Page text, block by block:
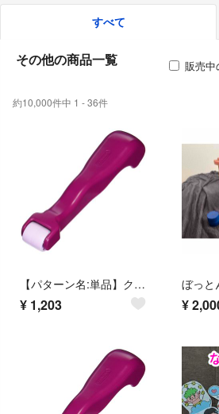
すべて
その他の商品一覧 販売中
約10,000件中 1 - 36件
【パターン名:単品】クロバー(Clover) パッチワーク道具 コロコロオープナ
¥ 1,203
ぼっ
¥